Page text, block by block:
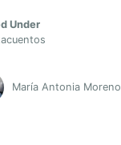
Under
María Antonia Moreno